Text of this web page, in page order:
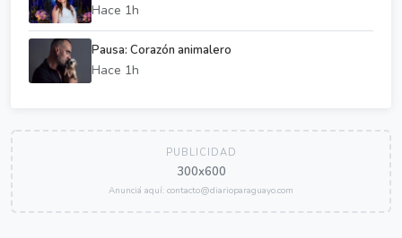
Hace 1h
Pausa: Corazón animalero
Hace 1h
PUBLICIDAD
300x600
Anunciá aquí: contacto@diarioparaguayo.com